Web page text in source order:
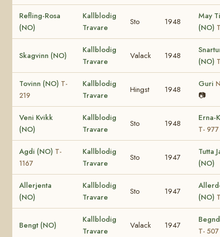
Refling-Rosa
(NO)
Kallblodig
Travare
Sto 1948
May
(NO)
Skagvinn (NO)
Kallblodig
Travare
Valack 1948
(NO)
Tovinn (NO) T-
219
Kallblodig
Travare
Hingst 1948
Guri
📷
Veni Kvikk
(NO)
Kallblodig
Travare
Sto 1948
Erna-
T- 977
Agdi (NO) T-
1167
Kallblodig
Travare
Sto 1947
Tutta
(NO)
Allerjenta
(NO)
Kallblodig
Travare
Sto 1947
(NO)
Bengt (NO)
Kallblodig
Travare
Valack 1947
T- 507